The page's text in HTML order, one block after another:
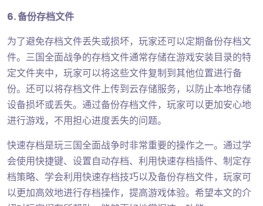
6. 备份存档文件
为了避免存档文件丢失或损坏，玩家还可以定期备份存档文
件。三国全面战争的存档文件通常存储在游戏安装目录的特
定文件夹中，玩家可以将这些文件复制到其他位置进行备
份。还可以将存档文件上传到云存储服务，以防止本地存储
设备损坏或丢失。通过备份存档文件，玩家可以更加安心地
进行游戏，不用担心进度丢失的问题。
快速存档是玩三国全面战争时非常重要的操作之一。通过学
会使用快捷键、设置自动存档、利用快速存档插件、制定存
档策略、学会利用快速存档技巧以及备份存档文件，玩家可
以更加高效地进行存档操作，提高游戏体验。希望本文的介